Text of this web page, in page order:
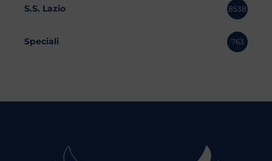
S.S. Lazio 8538
Speciali 763